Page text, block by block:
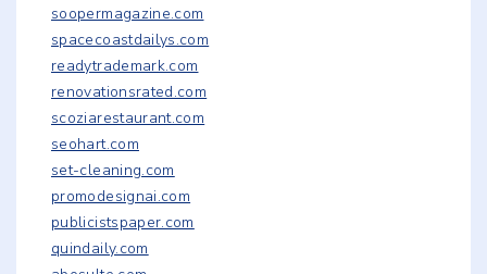
soopermagazine.com
spacecoastdailys.com
readytrademark.com
renovationsrated.com
scoziarestaurant.com
seohart.com
set-cleaning.com
promodesignai.com
publicistspaper.com
quindaily.com